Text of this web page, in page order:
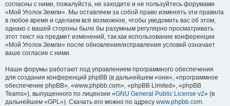
согласны с ними, пожалуйста, не заходите и не пользуйтесь форумами
«Мой Уголок Земли». Мы оставляем за собой право изменять эти правила
в любое время и сделаем всё возможное, чтобы уведомить вас об этом,
однако с вашей стороны было бы разумным регулярно просматривать
этот текст на предмет изменений, так как использование конференции
«Мой Уголок Земли» после обновления/исправления условий означает
ваше согласие с ними.
Наши форумы работают под управлением программного обеспечения
для создания конференций phpBB (в дальнейшем «они», «программное
обеспечение phpBB», «www.phpbb.com», «phpBB Limited», «phpBB
Teams»), выпущенного по лицензии «GNU General Public License v2» (в
дальнейшем «GPL»). Скачать его можно по адресу www.phpbb.com.